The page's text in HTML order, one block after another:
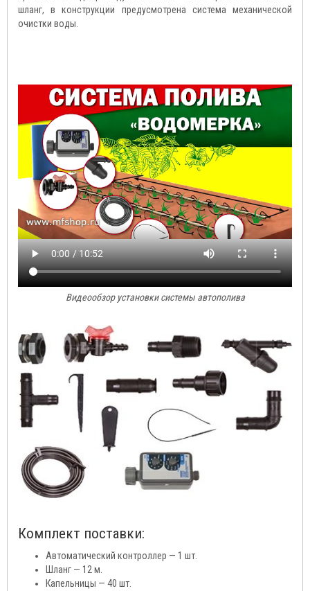
шланг, в конструкции предусмотрена система механической
очистки воды.
Видеообзор установки системы автополива
Комплект поставки:
Автоматический контроллер — 1 шт.
Шланг — 12 м.
Капельницы — 40 шт.